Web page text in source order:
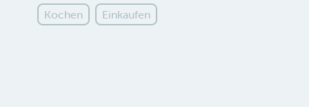
Kochen Einkaufen